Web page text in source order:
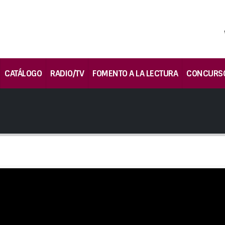
CATÁLOGO RADIO/TV FOMENTO A LA LECTURA